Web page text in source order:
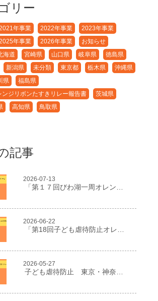
リー
年事業 2022年事業
2023年事業
年事業 2026年事業
お知らせ
海道 宮崎県 山口県 岐阜県
徳島県
新潟県 未分類 東京都 栃木県
沖縄県
県
福島県
ジリボンたすきリレー報告書
茨城県
高知県 鳥取県
記事
2026-07-13
2026-06-22
2026-05-27